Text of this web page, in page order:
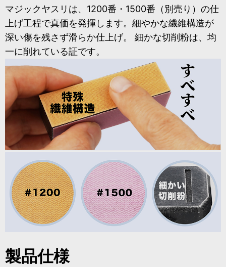
マジックヤスリは、1200番・1500番（別売り）の仕
上げ工程で真価を発揮します。細やかな繊維構造が
深い傷を残さず滑らか仕上げ。 細かな切削粉は、均
一に削れている証です。
製品仕様